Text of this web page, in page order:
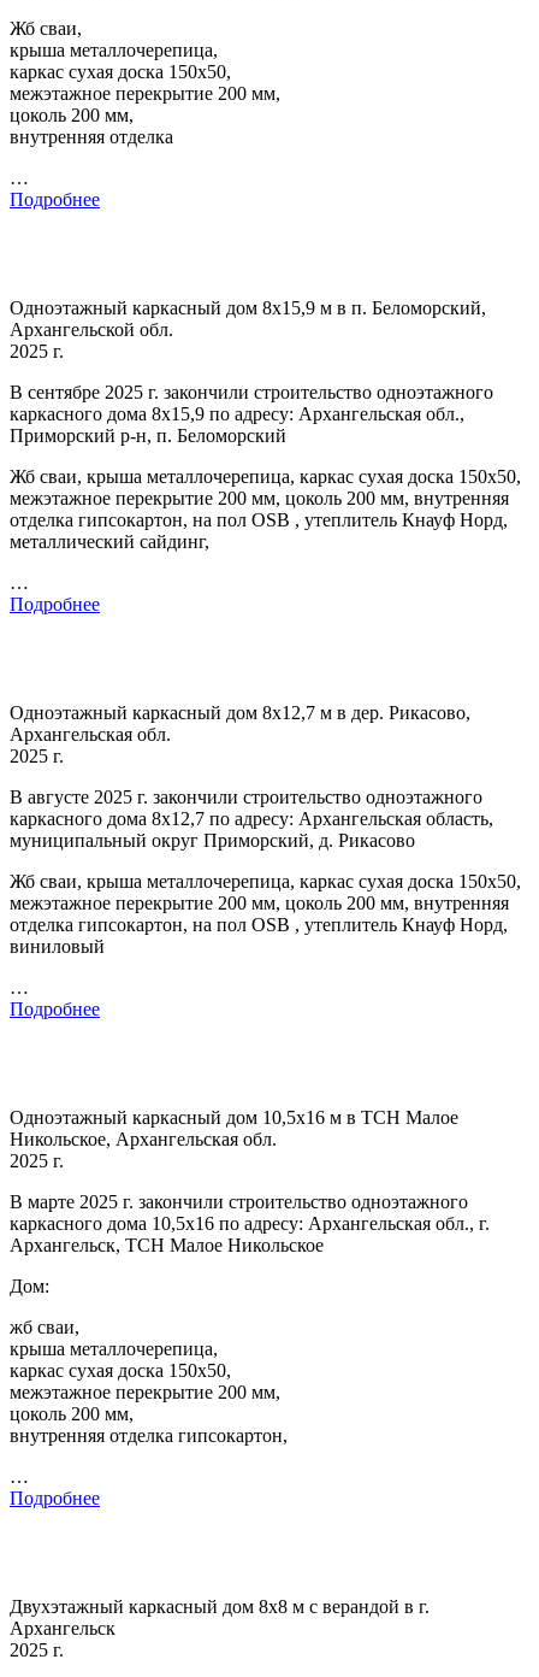
Жб сваи,
крыша металлочерепица,
каркас сухая доска 150х50,
межэтажное перекрытие 200 мм,
цоколь 200 мм,
внутренняя отделка
…
Подробнее
Одноэтажный каркасный дом 8х15,9 м в п. Беломорский,
Архангельской обл.
2025 г.
В сентябре 2025 г. закончили строительство одноэтажного
каркасного дома 8х15,9 по адресу: Архангельская обл.,
Приморский р-н, п. Беломорский
Жб сваи, крыша металлочерепица, каркас сухая доска 150х50,
межэтажное перекрытие 200 мм, цоколь 200 мм, внутренняя
отделка гипсокартон, на пол OSB , утеплитель Кнауф Норд,
металлический сайдинг,
…
Подробнее
Одноэтажный каркасный дом 8х12,7 м в дер. Рикасово,
Архангельская обл.
2025 г.
В августе 2025 г. закончили строительство одноэтажного
каркасного дома 8х12,7 по адресу: Архангельская область,
муниципальный округ Приморский, д. Рикасово
Жб сваи, крыша металлочерепица, каркас сухая доска 150х50,
межэтажное перекрытие 200 мм, цоколь 200 мм, внутренняя
отделка гипсокартон, на пол OSB , утеплитель Кнауф Норд,
виниловый
…
Подробнее
Одноэтажный каркасный дом 10,5х16 м в ТСН Малое
Никольское, Архангельская обл.
2025 г.
В марте 2025 г. закончили строительство одноэтажного
каркасного дома 10,5х16 по адресу: Архангельская обл., г.
Архангельск, ТСН Малое Никольское
Дом:
жб сваи,
крыша металлочерепица,
каркас сухая доска 150х50,
межэтажное перекрытие 200 мм,
цоколь 200 мм,
внутренняя отделка гипсокартон,
…
Подробнее
Двухэтажный каркасный дом 8х8 м с верандой в г.
Архангельск
2025 г.